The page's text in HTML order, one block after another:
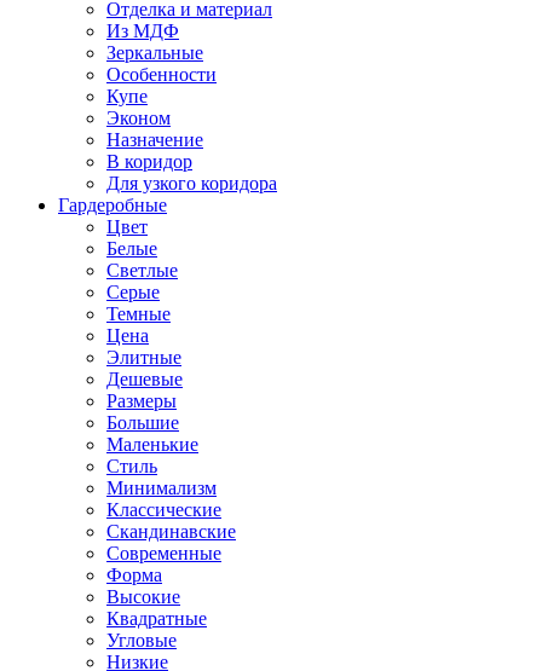
Отделка и материал
Из МДФ
Зеркальные
Особенности
Купе
Эконом
Назначение
В коридор
Для узкого коридора
Гардеробные
Цвет
Белые
Светлые
Серые
Темные
Цена
Элитные
Дешевые
Размеры
Большие
Маленькие
Стиль
Минимализм
Классические
Скандинавские
Современные
Форма
Высокие
Квадратные
Угловые
Низкие